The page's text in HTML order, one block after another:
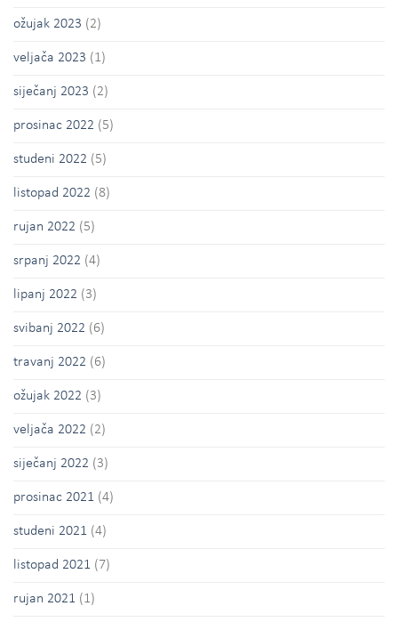
ožujak 2023 (2)
veljača 2023 (1)
siječanj 2023 (2)
prosinac 2022 (5)
studeni 2022 (5)
listopad 2022 (8)
rujan 2022 (5)
srpanj 2022 (4)
lipanj 2022 (3)
svibanj 2022 (6)
travanj 2022 (6)
ožujak 2022 (3)
veljača 2022 (2)
siječanj 2022 (3)
prosinac 2021 (4)
studeni 2021 (4)
listopad 2021 (7)
rujan 2021 (1)